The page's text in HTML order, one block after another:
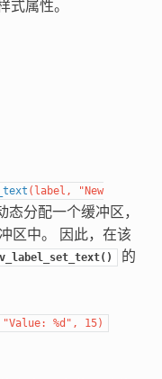
式属性。
( label ,
"New
态分配一个缓冲区，
区中。 因此，在该
的
"Value: %d" , 15)